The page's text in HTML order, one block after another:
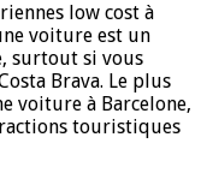
low cost à
voiture est un
surtout si vous
Brava. Le plus
voiture à Barcelone,
touristiques